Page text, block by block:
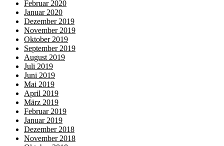
Februar 2020
Januar 2020
Dezember 2019
November 2019
Oktober 2019
September 2019
August 2019
Juli 2019
Juni 2019
Mai 2019
April 2019
März 2019
Februar 2019
Januar 2019
Dezember 2018
November 2018